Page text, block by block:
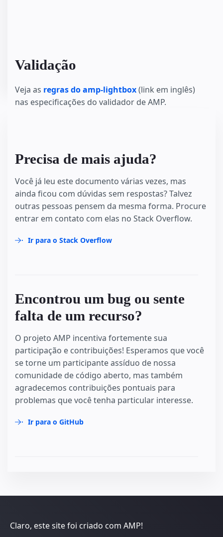
Validação
Veja as regras do amp-lightbox(link em inglês)
nas especificações do validador de AMP.
Precisa de mais ajuda?
Você já leu este documento várias vezes, mas
ainda ficou com dúvidas sem respostas? Talvez
outras pessoas pensem da mesma forma. Procure
entrar em contato com elas no Stack Overflow.
Ir para o Stack Overflow
Encontrou um bug ou sente
falta de um recurso?
O projeto AMP incentiva fortemente sua
participação e contribuições! Esperamos que você
se torne um participante assíduo de nossa
comunidade de código aberto, mas também
agradecemos contribuições pontuais para
problemas que você tenha particular interesse.
Ir para o GitHub
Claro, este site foi criado com AMP!